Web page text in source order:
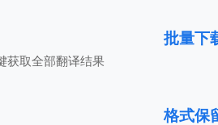
批量下
获取全部翻译结果
格式保